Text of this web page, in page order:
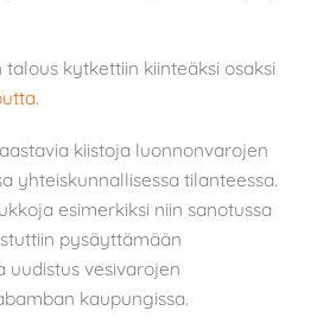
kytkettiin kiinteäksi osaksi
.
kiistoja luonnonvarojen
yhteiskunnallisessa tilanteessa.
esimerkiksi niin sanotussa
pysäyttämään
uudistus vesivarojen
kaupungissa.